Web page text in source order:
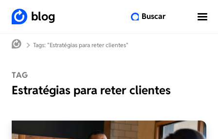
blog Buscar
Tags: "Estratégias para reter clientes"
TAG
Estratégias para reter clientes